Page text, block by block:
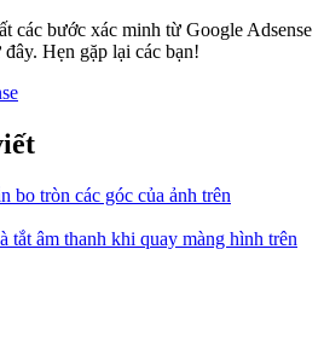
các bước xác minh từ Google Adsense
Hẹn gặp lại các bạn!
bo tròn các góc của ảnh trên
tắt âm thanh khi quay màng hình trên